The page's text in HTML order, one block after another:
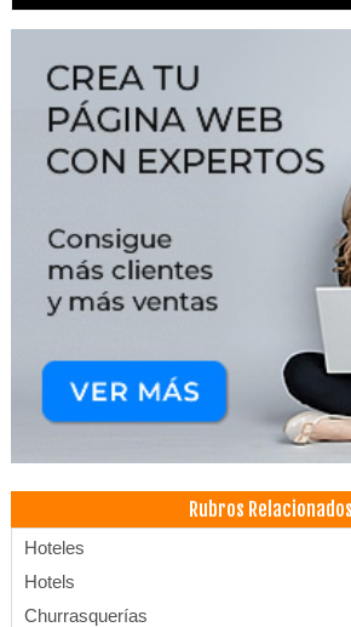
Rubros Relacionados
Hoteles
Hotels
Churrasquerías